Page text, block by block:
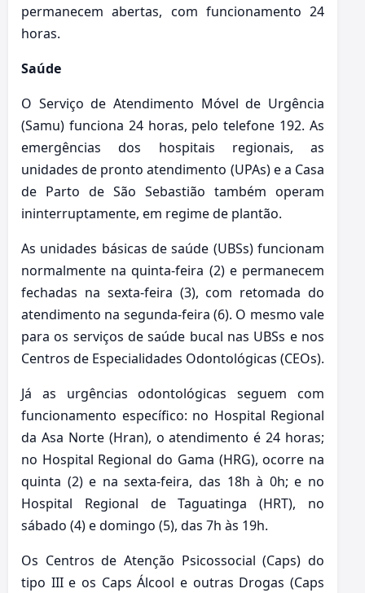
permanecem abertas, com funcionamento 24
horas.
Saúde
O Serviço de Atendimento Móvel de Urgência
(Samu) funciona 24 horas, pelo telefone 192. As
emergências dos hospitais regionais, as
unidades de pronto atendimento (UPAs) e a Casa
de Parto de São Sebastião também operam
ininterruptamente, em regime de plantão.
As unidades básicas de saúde (UBSs) funcionam
normalmente na quinta-feira (2) e permanecem
fechadas na sexta-feira (3), com retomada do
atendimento na segunda-feira (6). O mesmo vale
para os serviços de saúde bucal nas UBSs e nos
Centros de Especialidades Odontológicas (CEOs).
Já as urgências odontológicas seguem com
funcionamento específico: no Hospital Regional
da Asa Norte (Hran), o atendimento é 24 horas;
no Hospital Regional do Gama (HRG), ocorre na
quinta (2) e na sexta-feira, das 18h à 0h; e no
Hospital Regional de Taguatinga (HRT), no
sábado (4) e domingo (5), das 7h às 19h.
Os Centros de Atenção Psicossocial (Caps) do
tipo III e os Caps Álcool e outras Drogas (Caps